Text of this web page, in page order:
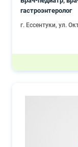
гастроэнтеролог
г. Ессентуки, ул.